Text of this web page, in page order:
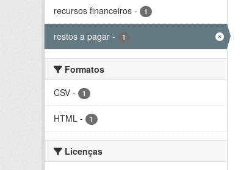
recursos financeiros - 1
restos a pagar - 1
Formatos
CSV - 1
HTML - 1
Licenças